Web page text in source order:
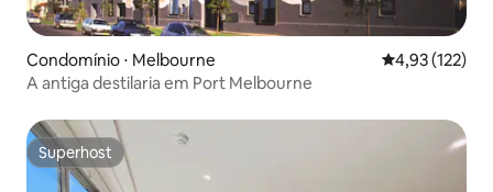
Condomínio ⋅ Melbourne 4,93 de uma
4,93 (122)
A antiga destilaria em Port Melbourne
Superhost
Superhost